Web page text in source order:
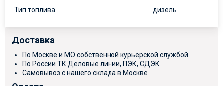
Тип топлива
дизель
Доставка
По Москве и МО собственной курьерской службой
По России ТК Деловые линии, ПЭК, СДЭК
Самовывоз с нашего склада в Москве